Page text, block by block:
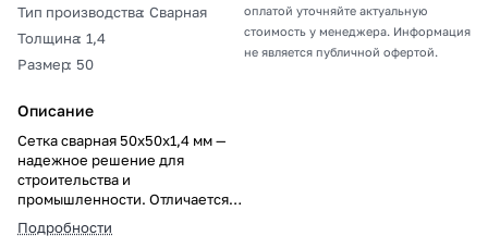
Тип производства: Сварная
Толщина: 1,4
Размер: 50
Описание
Сетка сварная 50х50х1,4 мм —
надежное решение для
строительства и
промышленности. Отличается
прочностью, долговечностью и
устойчивостью к коррозии.
Подробности
оплатой уточняйте актуальную
стоимость у менеджера. Информация
не является публичной офертой.